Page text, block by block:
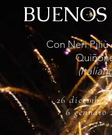
Con Neri Piliù
26 dicembre
6 gennaio